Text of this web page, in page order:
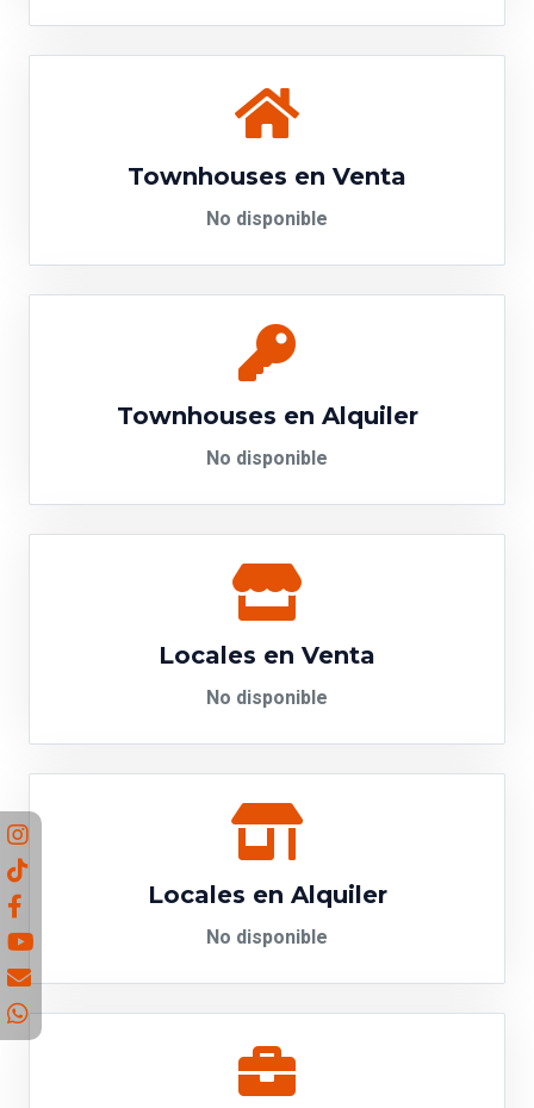
Townhouses en Venta
No disponible
Townhouses en Alquiler
No disponible
Locales en Venta
No disponible
Locales en Alquiler
No disponible